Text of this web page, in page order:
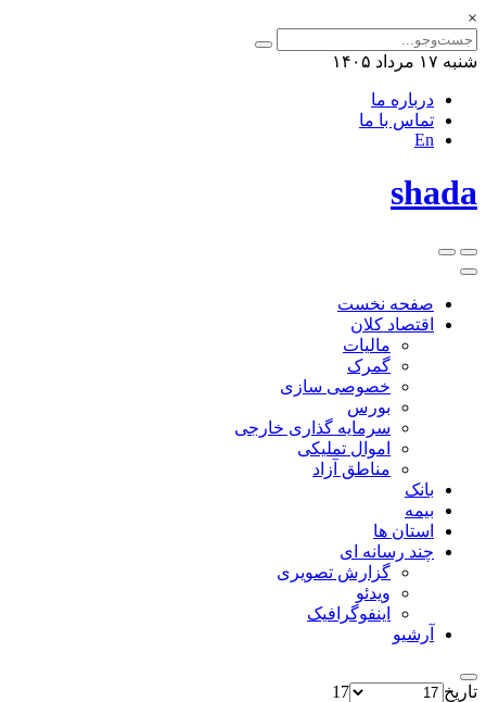
×
شنبه ۱۷ مرداد ۱۴۰۵
درباره ما
تماس با ما
En
shada
صفحه نخست
اقتصاد کلان
مالیات
گمرک
خصوصی سازی
بورس
سرمایه گذاری خارجی
اموال تملیکی
مناطق آزاد
بانک
بیمه
استان ها
چند رسانه ای
گزارش تصویری
ویدئو
اینفوگرافیک
آرشیو
تاریخ
17